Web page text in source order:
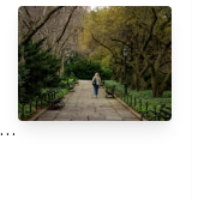
#Women issues